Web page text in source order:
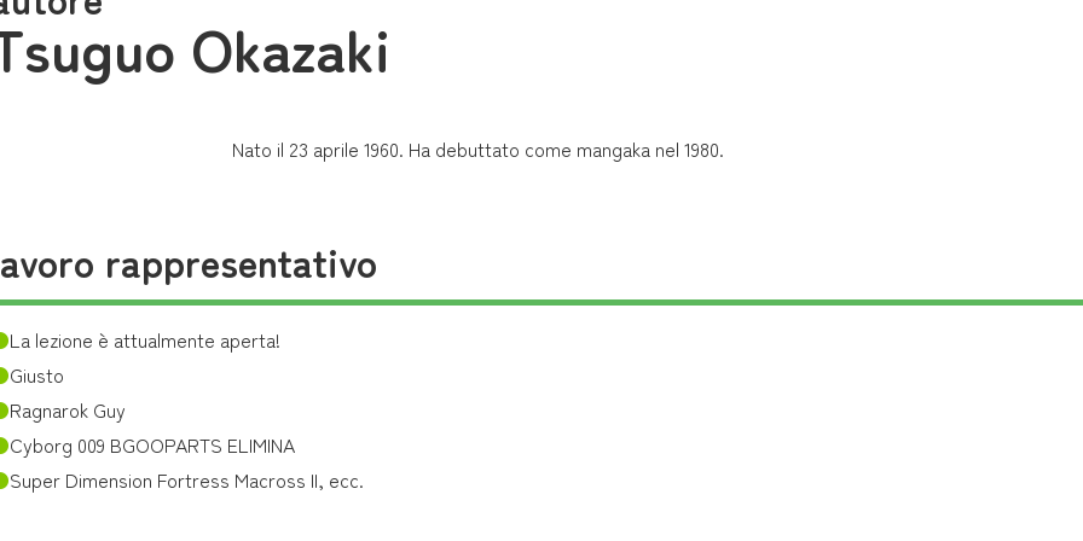
Okazaki
Nato il 23 aprile 1960. Ha debuttato come mangaka nel 1980.
rappresentativo
La lezione è attualmente aperta!
Giusto
Ragnarok Guy
Cyborg 009 BGOOPARTS ELIMINA
Super Dimension Fortress Macross II, ecc.